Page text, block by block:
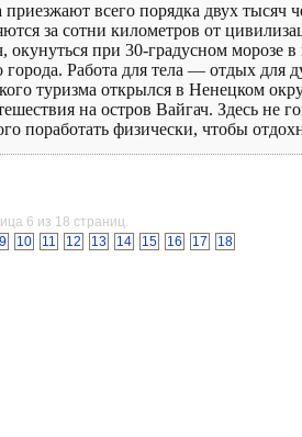
всего порядка двух
за сотни километров от
при 30-градусном
Работа для тела — отдых для
туризма открылся в Ненецком
на остров Вайгач. Здесь не
поработать физически, чтобы
6 из 18 страниц.
9 10 11 12 13 14 15 16 17 18